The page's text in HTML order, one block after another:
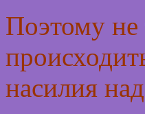
Поэтому не
насилия